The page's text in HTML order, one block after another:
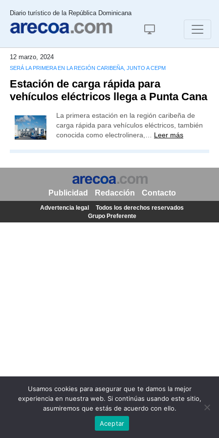
Diario turístico de la República Dominicana
12 marzo, 2024
SERÁ LA PRIMERA EN LA REGIÓN CARIBEÑA, JUNTO A CEPM
Estación de carga rápida para
vehículos eléctricos llega a Punta Cana
La primera estación en la región caribeña de
carga rápida para vehículos eléctricos, también
conocida como electrolinera,… Leer más
Usamos cookies para asegurar que te damos la mejor
experiencia en nuestra web. Si continúas usando este sitio,
asumiremos que estás de acuerdo con ello.
Aceptar
Publicidad Redacción Contacto
Advertencia legal
Todos los derechos reservados
Grupo Preferente